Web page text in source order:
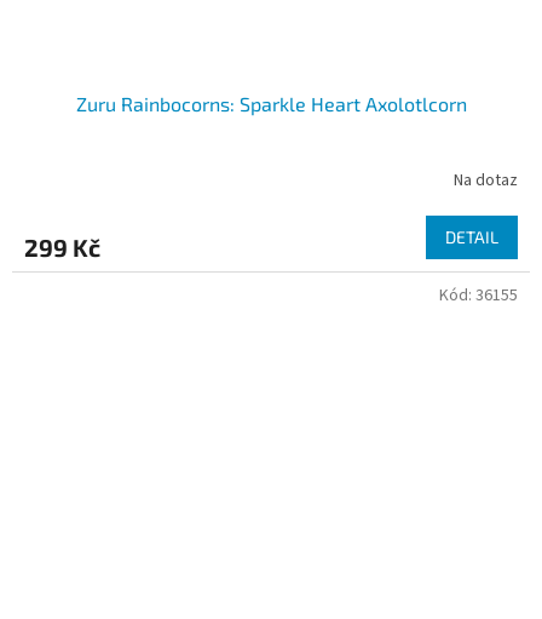
Zuru Rainbocorns: Sparkle Heart Axolotlcorn
Na dotaz
299 Kč DETAIL
Kód: 36155